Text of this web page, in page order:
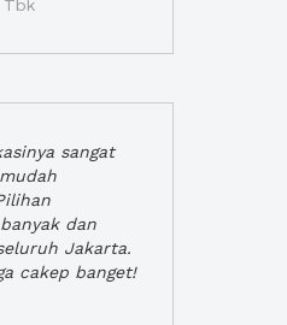
Tbk
sangat
dan
Jakarta.
cakep banget!